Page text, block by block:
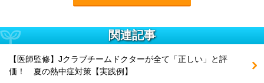
関連記事
【医師監修】Jクラブチームドクターが全て「正しい」と評
価！ 夏の熱中症対策【実践例】